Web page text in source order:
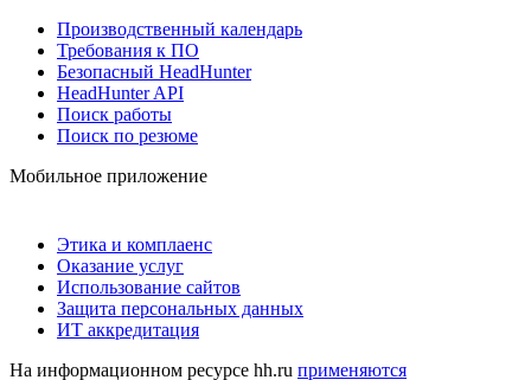
Производственный календарь
Требования к ПО
Безопасный HeadHunter
HeadHunter API
Поиск работы
Поиск по резюме
Мобильное приложение
Этика и комплаенс
Оказание услуг
Использование сайтов
Защита персональных данных
ИТ аккредитация
На информационном ресурсе hh.ru применяются